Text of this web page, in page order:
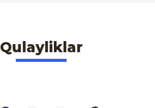
Qulayliklar